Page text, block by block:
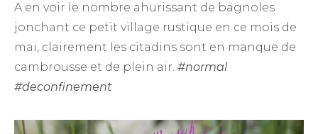
A en voir le nombre ahurissant de bagnoles
jonchant ce petit village rustique en ce mois de
mai, clairement les citadins sont en manque de
cambrousse et de plein air. #normal
#deconfinement